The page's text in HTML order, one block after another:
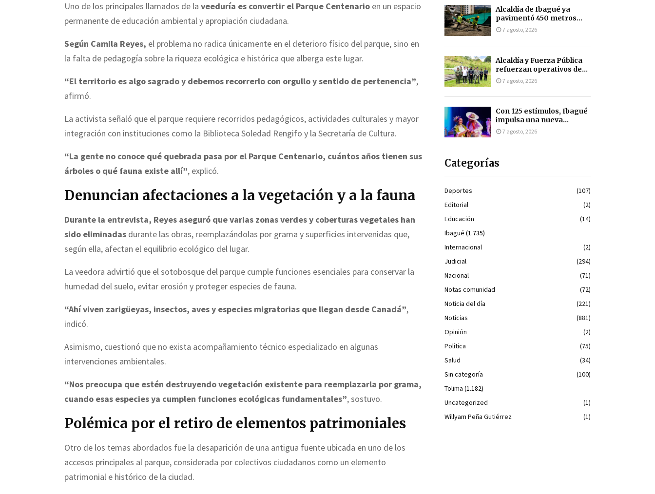
Uno de los principales llamados de la veeduría es convertir el Parque Centenario en un espacio
permanente de educación ambiental y apropiación ciudadana.
Según Camila Reyes, el problema no radica únicamente en el deterioro físico del parque, sino en
la falta de pedagogía sobre la riqueza ecológica e histórica que alberga este lugar.
“El territorio es algo sagrado y debemos recorrerlo con orgullo y sentido de pertenencia”,
afirmó.
La activista señaló que el parque requiere recorridos pedagógicos, actividades culturales y mayor
integración con instituciones como la Biblioteca Soledad Rengifo y la Secretaría de Cultura.
“La gente no conoce qué quebrada pasa por el Parque Centenario, cuántos años tienen sus
árboles o qué fauna existe allí”, explicó.
Denuncian afectaciones a la vegetación y a la fauna
Durante la entrevista, Reyes aseguró que varias zonas verdes y coberturas vegetales han
sido eliminadas durante las obras, reemplazándolas por grama y superficies intervenidas que,
según ella, afectan el equilibrio ecológico del lugar.
La veedora advirtió que el sotobosque del parque cumple funciones esenciales para conservar la
humedad del suelo, evitar erosión y proteger especies de fauna.
“Ahí viven zarigüeyas, insectos, aves y especies migratorias que llegan desde Canadá”,
indicó.
Asimismo, cuestionó que no exista acompañamiento técnico especializado en algunas
intervenciones ambientales.
“Nos preocupa que estén destruyendo vegetación existente para reemplazarla por grama,
cuando esas especies ya cumplen funciones ecológicas fundamentales”, sostuvo.
Polémica por el retiro de elementos patrimoniales
Otro de los temas abordados fue la desaparición de una antigua fuente ubicada en uno de los
accesos principales al parque, considerada por colectivos ciudadanos como un elemento
patrimonial e histórico de la ciudad.
Alcaldía de Ibagué ya
pavimentó 450 metros...
7 agosto, 2026
Alcaldía y Fuerza Pública
refuerzan operativos de...
7 agosto, 2026
Con 125 estímulos, Ibagué
impulsa una nueva...
7 agosto, 2026
Categorías
Deportes
(107)
Editorial
(2)
Educación
(14)
Ibagué (1.735)
Internacional
(2)
Judicial
(294)
Nacional
(71)
Notas comunidad
(72)
Noticia del día
(221)
Noticias
(881)
Opinión
(2)
Política
(75)
Salud
(34)
Sin categoría
(100)
Tolima (1.182)
Uncategorized
(1)
Willyam Peña Gutiérrez
(1)